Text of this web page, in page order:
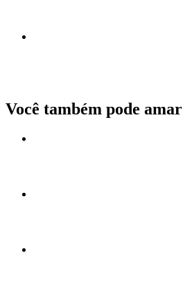
Você também pode amar